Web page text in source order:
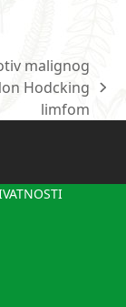
malignog
Hodcking
limfom